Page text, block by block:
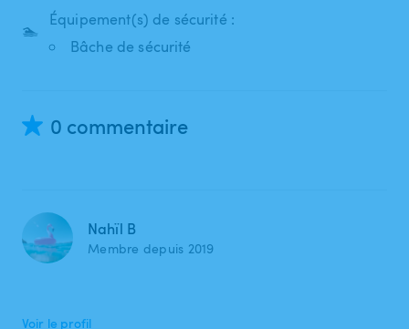
🏊
Équipement(s) de sécurité :
Bâche de sécurité
0 commentaire
Nahïl B
Membre depuis 2019
Voir le profil